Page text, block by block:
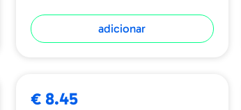
adicionar
€ 8.45